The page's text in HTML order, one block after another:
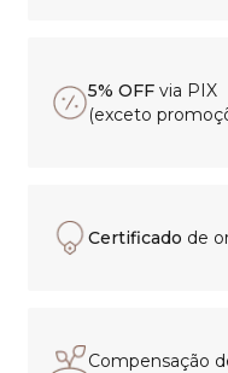
5% OFF via PIX
(exceto
Certificado de
Compensação